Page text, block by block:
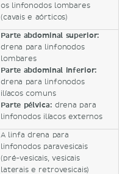
os linfonodos lombares
(cavais e aórticos)
Parte abdominal superior:
drena para linfonodos
lombares
Parte abdominal inferior:
drena para linfonodos
ilíacos comuns
Parte pélvica: drena para
linfonodos ilíacos externos
A linfa drena para
linfonodos paravesicais
(pré-vesicais, vesicais
laterais e retrovesicais)